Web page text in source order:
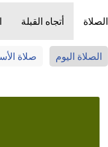
الصلاة أتجاه القبلة
الصلاة اليوم صلاة